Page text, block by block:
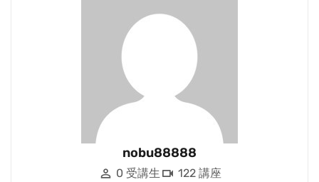
nobu88888
0 受講生 122 講座